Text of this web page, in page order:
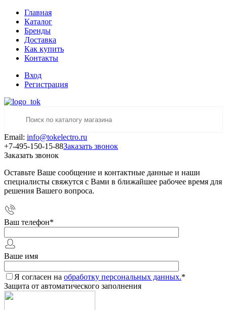
Главная
Каталог
Бренды
Доставка
Как купить
Контакты
Вход
Регистрация
Email: info@tokelectro.ru
+7-495-150-15-88Заказать звонок
Заказать звонок
Оставьте Ваше сообщение и контактные данные и наши
специалисты свяжутся с Вами в ближайшее рабочее время для
решения Вашего вопроса.
Ваш телефон*
Ваше имя
Я согласен на обработку персональных данных.*
Защита от автоматического заполнения